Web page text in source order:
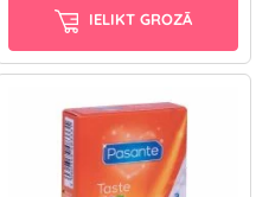
IELIKT GROZĀ